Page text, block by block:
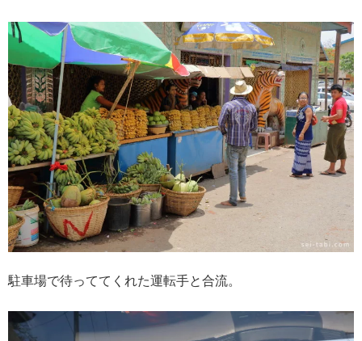
駐車場で待っててくれた運転手と合流。